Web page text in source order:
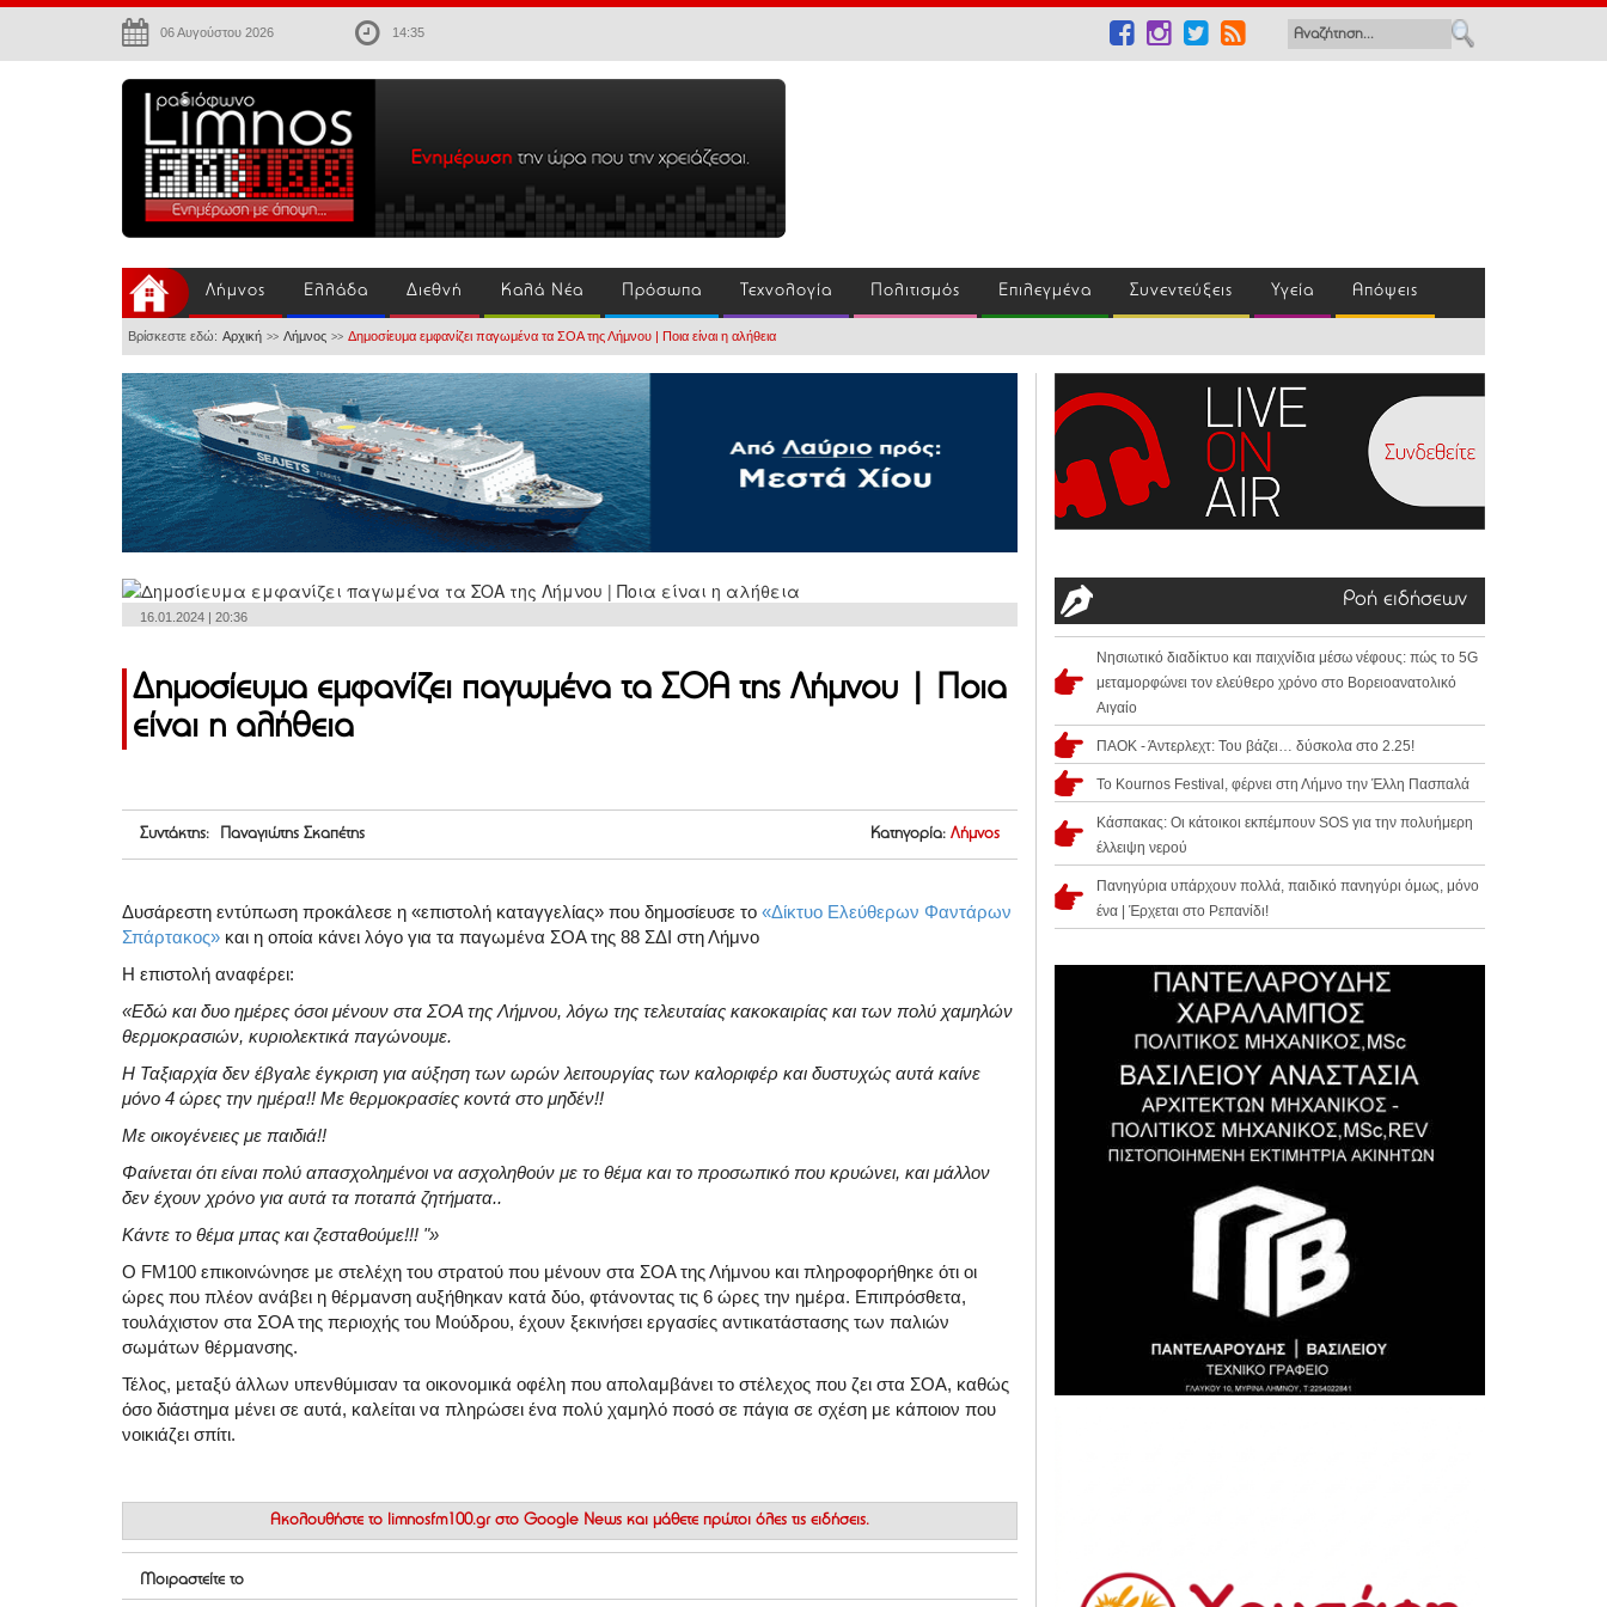
06 Αυγούστου 2026 14:35
Λήμνος Ελλάδα Διεθνή Καλά Νέα Πρόσωπα Τεχνολογία Πολιτισμός Επιλεγμένα Συνεντεύξεις Υγεία Απόψεις
Βρίσκεστε εδώ: Αρχική >> Λήμνος >> Δημοσίευμα εμφανίζει παγωμένα τα ΣΟΑ της Λήμνου | Ποια είναι η αλήθεια
16.01.2024 | 20:36
Δημοσίευμα εμφανίζει παγωμένα τα ΣΟΑ της Λήμνου | Ποια
είναι η αλήθεια
Συντάκτης: Παναγιώτης Σκαπέτης Κατηγορία: Λήμνος
Δυσάρεστη εντύπωση προκάλεσε η «επιστολή καταγγελίας» που δημοσίευσε το «Δίκτυο Ελεύθερων Φαντάρων
Σπάρτακος» και η οποία κάνει λόγο για τα παγωμένα ΣΟΑ της 88 ΣΔΙ στη Λήμνο
Η επιστολή αναφέρει:
«Εδώ και δυο ημέρες όσοι μένουν στα ΣΟΑ της Λήμνου, λόγω της τελευταίας κακοκαιρίας και των πολύ χαμηλών
θερμοκρασιών, κυριολεκτικά παγώνουμε.
Η Ταξιαρχία δεν έβγαλε έγκριση για αύξηση των ωρών λειτουργίας των καλοριφέρ και δυστυχώς αυτά καίνε
μόνο 4 ώρες την ημέρα!! Με θερμοκρασίες κοντά στο μηδέν!!
Με οικογένειες με παιδιά!!
Φαίνεται ότι είναι πολύ απασχολημένοι να ασχοληθούν με το θέμα και το προσωπικό που κρυώνει, και μάλλον
δεν έχουν χρόνο για αυτά τα ποταπά ζητήματα..
Κάντε το θέμα μπας και ζεσταθούμε!!! "»
Ο FM100 επικοινώνησε με στελέχη του στρατού που μένουν στα ΣΟΑ της Λήμνου και πληροφορήθηκε ότι οι
ώρες που πλέον ανάβει η θέρμανση αυξήθηκαν κατά δύο, φτάνοντας τις 6 ώρες την ημέρα. Επιπρόσθετα,
τουλάχιστον στα ΣΟΑ της περιοχής του Μούδρου, έχουν ξεκινήσει εργασίες αντικατάστασης των παλιών
σωμάτων θέρμανσης.
Τέλος, μεταξύ άλλων υπενθύμισαν τα οικονομικά οφέλη που απολαμβάνει το στέλεχος που ζει στα ΣΟΑ, καθώς
όσο διάστημα μένει σε αυτά, καλείται να πληρώσει ένα πολύ χαμηλό ποσό σε πάγια σε σχέση με κάποιον που
νοικιάζει σπίτι.
Ακολουθήστε το limnosfm100.gr στο Google News και μάθετε πρώτοι όλες τις ειδήσεις.
Μοιραστείτε το
Ροή ειδήσεων
Νησιωτικό διαδίκτυο και παιχνίδια μέσω νέφους: πώς το 5G
μεταμορφώνει τον ελεύθερο χρόνο στο Βορειοανατολικό
Αιγαίο
ΠΑΟΚ - Άντερλεχτ: Του βάζει… δύσκολα στο 2.25!
Το Kournos Festival, φέρνει στη Λήμνο την Έλλη Πασπαλά
Κάσπακας: Οι κάτοικοι εκπέμπουν SOS για την πολυήμερη
έλλειψη νερού
Πανηγύρια υπάρχουν πολλά, παιδικό πανηγύρι όμως, μόνο
ένα | Έρχεται στο Ρεπανίδι!